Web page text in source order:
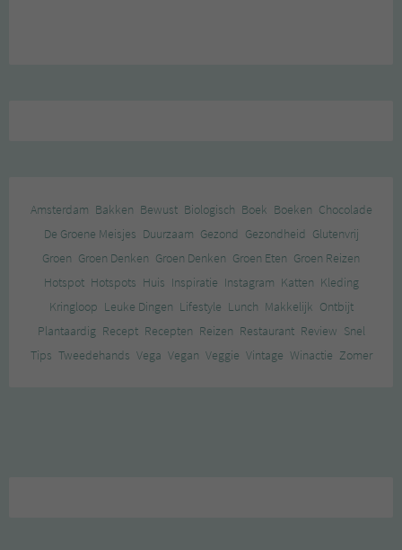
Amsterdam Bakken Bewust Biologisch Boek Boeken Chocolade
De Groene Meisjes Duurzaam Gezond Gezondheid Glutenvrij
Groen Groen Denken Groen Denken Groen Eten Groen Reizen
Hotspot Hotspots Huis Inspiratie Instagram Katten Kleding
Kringloop Leuke Dingen Lifestyle Lunch Makkelijk Ontbijt
Plantaardig Recept Recepten Reizen Restaurant Review Snel
Tips Tweedehands Vega Vegan Veggie Vintage Winactie Zomer